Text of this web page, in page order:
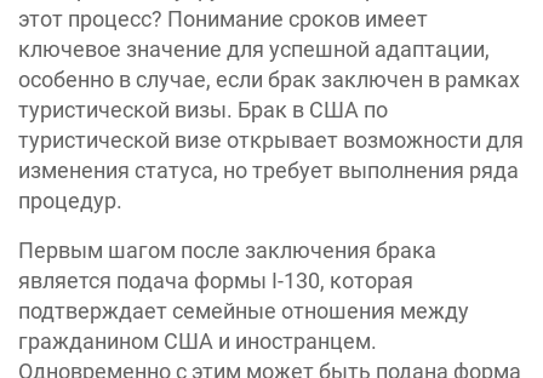
этот процесс? Понимание сроков имеет
ключевое значение для успешной адаптации,
особенно в случае, если брак заключен в рамках
туристической визы. Брак в США по
туристической визе открывает возможности для
изменения статуса, но требует выполнения ряда
процедур.
Первым шагом после заключения брака
является подача формы I-130, которая
подтверждает семейные отношения между
гражданином США и иностранцем.
Одновременно с этим может быть подана форма